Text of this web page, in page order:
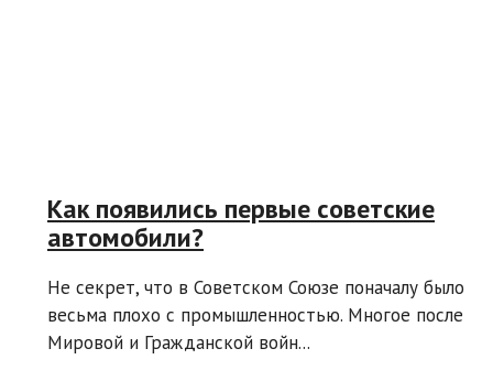
Как появились первые советские
автомобили?
Не секрет, что в Советском Союзе поначалу было
весьма плохо с промышленностью. Многое после
Мировой и Гражданской войн...